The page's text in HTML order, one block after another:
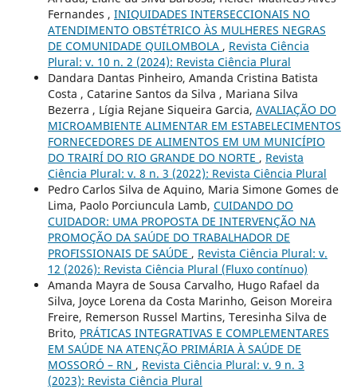
Fernandes , INIQUIDADES INTERSECCIONAIS NO
ATENDIMENTO OBSTÉTRICO ÀS MULHERES NEGRAS
DE COMUNIDADE QUILOMBOLA , Revista Ciência
Plural: v. 10 n. 2 (2024): Revista Ciência Plural
Dandara Dantas Pinheiro, Amanda Cristina Batista
Costa , Catarine Santos da Silva , Mariana Silva
Bezerra , Lígia Rejane Siqueira Garcia, AVALIAÇÃO DO
MICROAMBIENTE ALIMENTAR EM ESTABELECIMENTOS
FORNECEDORES DE ALIMENTOS EM UM MUNICÍPIO
DO TRAIRÍ DO RIO GRANDE DO NORTE , Revista
Ciência Plural: v. 8 n. 3 (2022): Revista Ciência Plural
Pedro Carlos Silva de Aquino, Maria Simone Gomes de
Lima, Paolo Porciuncula Lamb, CUIDANDO DO
CUIDADOR: UMA PROPOSTA DE INTERVENÇÃO NA
PROMOÇÃO DA SAÚDE DO TRABALHADOR DE
PROFISSIONAIS DE SAÚDE , Revista Ciência Plural: v.
12 (2026): Revista Ciência Plural (Fluxo contínuo)
Amanda Mayra de Sousa Carvalho, Hugo Rafael da
Silva, Joyce Lorena da Costa Marinho, Geison Moreira
Freire, Remerson Russel Martins, Teresinha Silva de
Brito, PRÁTICAS INTEGRATIVAS E COMPLEMENTARES
EM SAÚDE NA ATENÇÃO PRIMÁRIA À SAÚDE DE
MOSSORÓ – RN , Revista Ciência Plural: v. 9 n. 3
(2023): Revista Ciência Plural